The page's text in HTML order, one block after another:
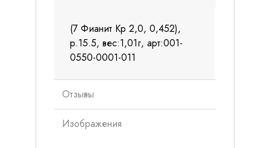
(7 Фианит Кр 2,0, 0,452),
р.15.5, вес:1,01г, арт:001-
0550-0001-011
Отзывы
Изображения